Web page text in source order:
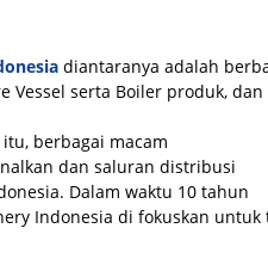
diantaranya adalah
Vessel serta Boiler produk,
berbagai macam
dan saluran distribusi
Dalam waktu 10 tahun
Indonesia di fokuskan untuk